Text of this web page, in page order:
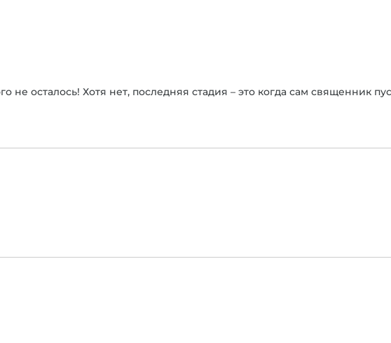
не осталось! Хотя нет, последняя стадия – это когда сам священник